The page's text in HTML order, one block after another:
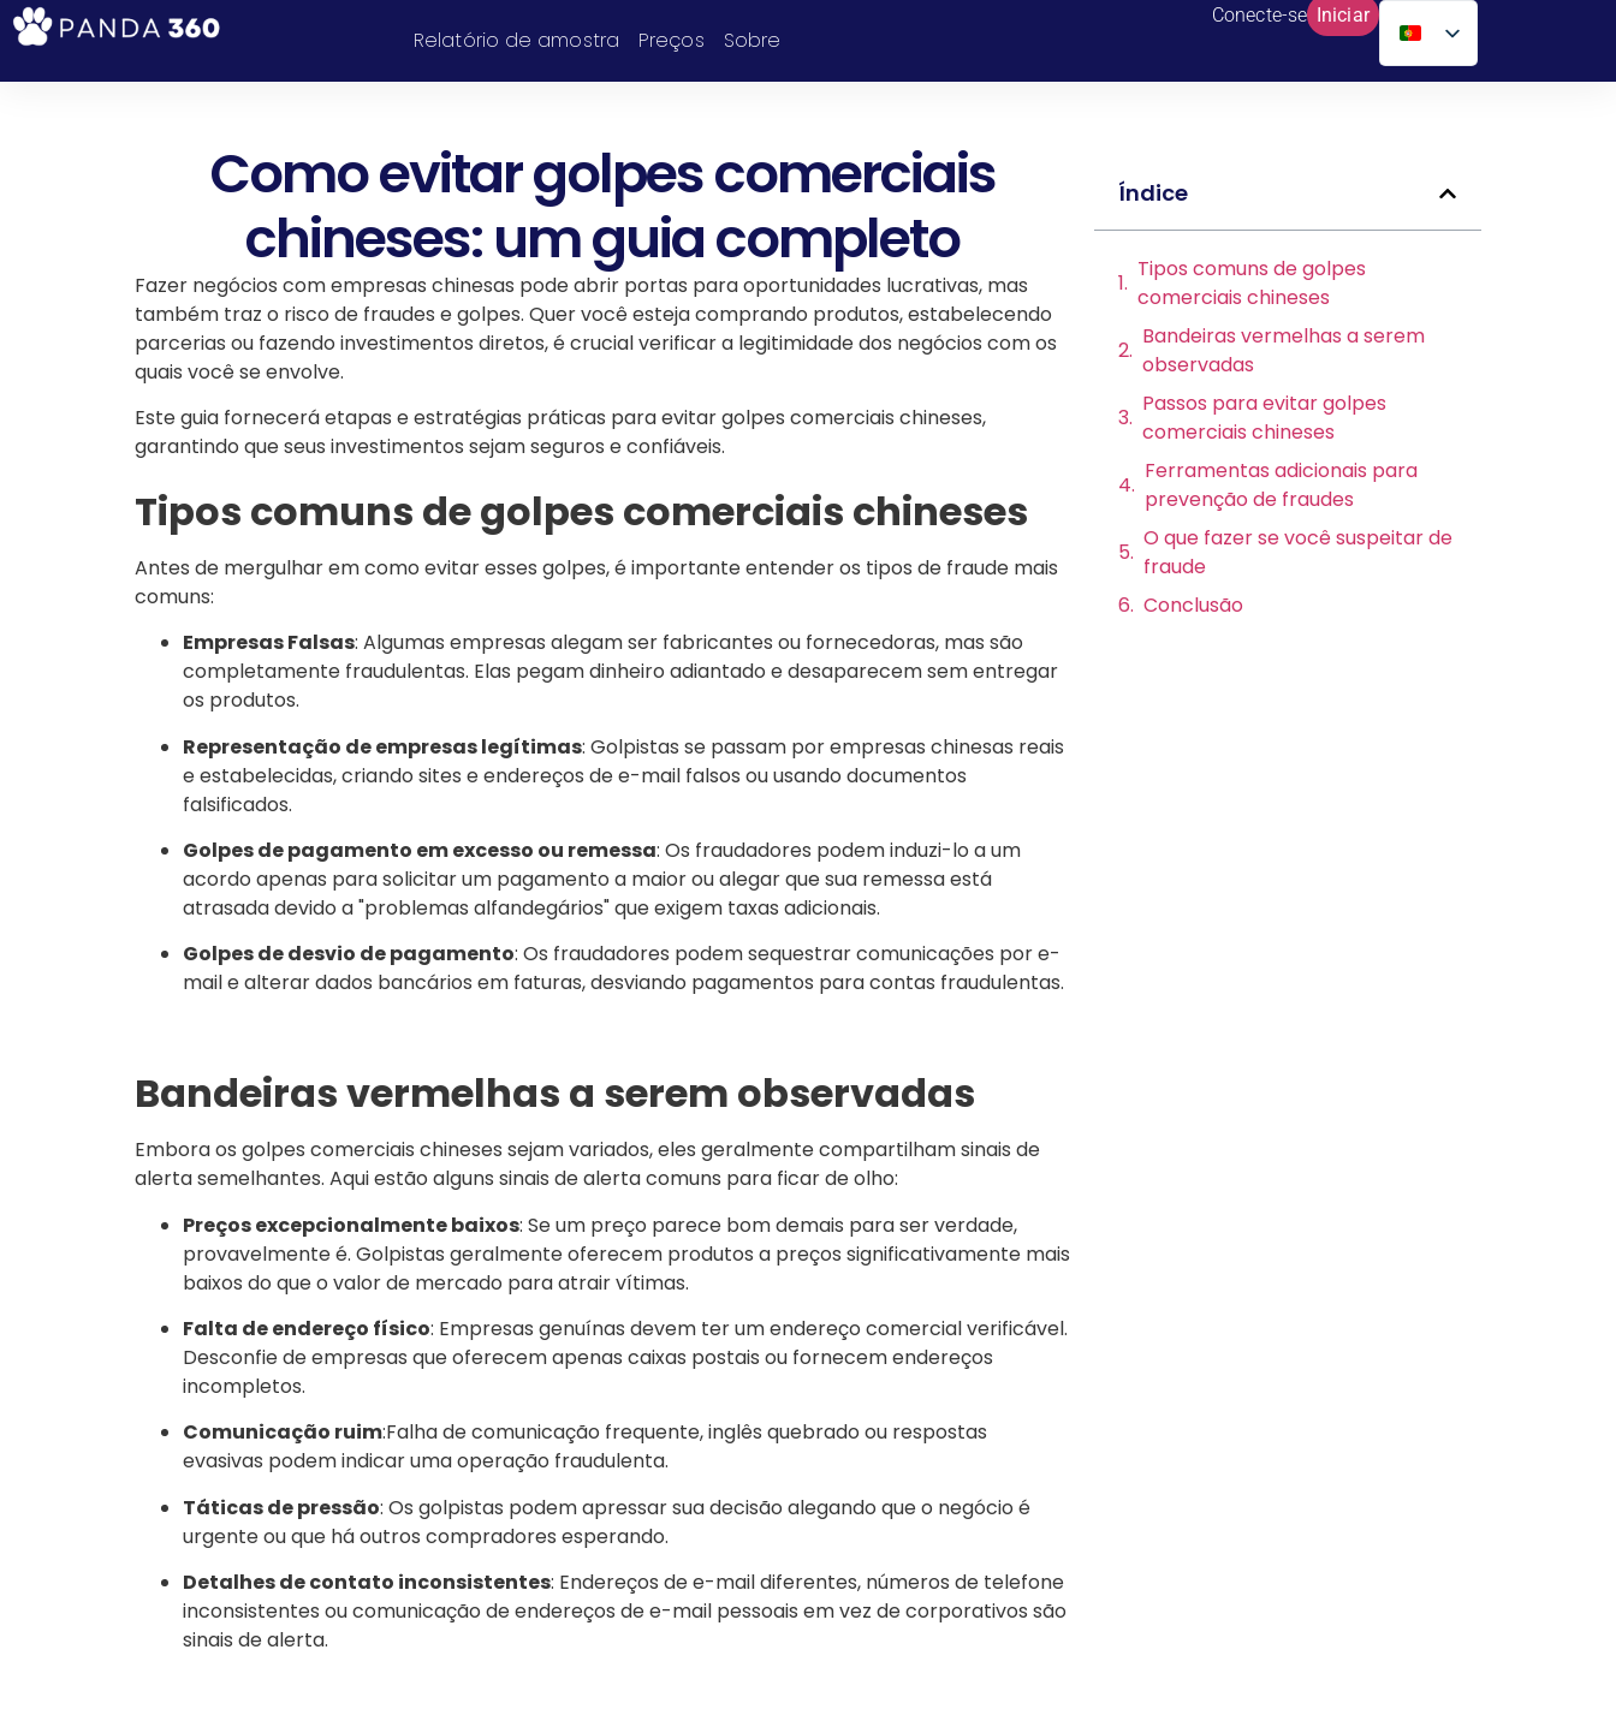
Relatório de amostra Preços Sobre
Conecte-se Iniciar
Índice
Tipos comuns de golpes
comerciais chineses
Bandeiras vermelhas a serem
observadas
Passos para evitar golpes
comerciais chineses
Ferramentas adicionais para
prevenção de fraudes
O que fazer se você suspeitar de
fraude
Conclusão
Como evitar golpes comerciais
chineses: um guia completo
Fazer negócios com empresas chinesas pode abrir portas para oportunidades lucrativas, mas
também traz o risco de fraudes e golpes. Quer você esteja comprando produtos, estabelecendo
parcerias ou fazendo investimentos diretos, é crucial verificar a legitimidade dos negócios com os
quais você se envolve.
Este guia fornecerá etapas e estratégias práticas para evitar golpes comerciais chineses,
garantindo que seus investimentos sejam seguros e confiáveis.
Tipos comuns de golpes comerciais chineses
Antes de mergulhar em como evitar esses golpes, é importante entender os tipos de fraude mais
comuns:
Empresas Falsas: Algumas empresas alegam ser fabricantes ou fornecedoras, mas são
completamente fraudulentas. Elas pegam dinheiro adiantado e desaparecem sem entregar
os produtos.
Representação de empresas legítimas: Golpistas se passam por empresas chinesas reais
e estabelecidas, criando sites e endereços de e-mail falsos ou usando documentos
falsificados.
Golpes de pagamento em excesso ou remessa: Os fraudadores podem induzi-lo a um
acordo apenas para solicitar um pagamento a maior ou alegar que sua remessa está
atrasada devido a "problemas alfandegários" que exigem taxas adicionais.
Golpes de desvio de pagamento: Os fraudadores podem sequestrar comunicações por e-
mail e alterar dados bancários em faturas, desviando pagamentos para contas fraudulentas.
Bandeiras vermelhas a serem observadas
Embora os golpes comerciais chineses sejam variados, eles geralmente compartilham sinais de
alerta semelhantes. Aqui estão alguns sinais de alerta comuns para ficar de olho:
Preços excepcionalmente baixos: Se um preço parece bom demais para ser verdade,
provavelmente é. Golpistas geralmente oferecem produtos a preços significativamente mais
baixos do que o valor de mercado para atrair vítimas.
Falta de endereço físico: Empresas genuínas devem ter um endereço comercial verificável.
Desconfie de empresas que oferecem apenas caixas postais ou fornecem endereços
incompletos.
Comunicação ruim:Falha de comunicação frequente, inglês quebrado ou respostas
evasivas podem indicar uma operação fraudulenta.
Táticas de pressão: Os golpistas podem apressar sua decisão alegando que o negócio é
urgente ou que há outros compradores esperando.
Detalhes de contato inconsistentes: Endereços de e-mail diferentes, números de telefone
inconsistentes ou comunicação de endereços de e-mail pessoais em vez de corporativos são
sinais de alerta.